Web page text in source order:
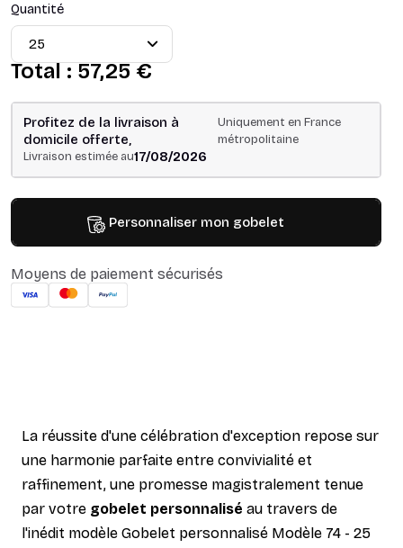
Quantité
Total : 57,25 €
Profitez de la livraison à
domicile offerte,
Uniquement en France
métropolitaine
Livraison estimée au17/08/2026
Personnaliser mon gobelet
Moyens de paiement sécurisés
La réussite d'une célébration d'exception repose sur
une harmonie parfaite entre convivialité et
raffinement, une promesse magistralement tenue
par votre gobelet personnalisé au travers de
l'inédit modèle Gobelet personnalisé Modèle 74 - 25